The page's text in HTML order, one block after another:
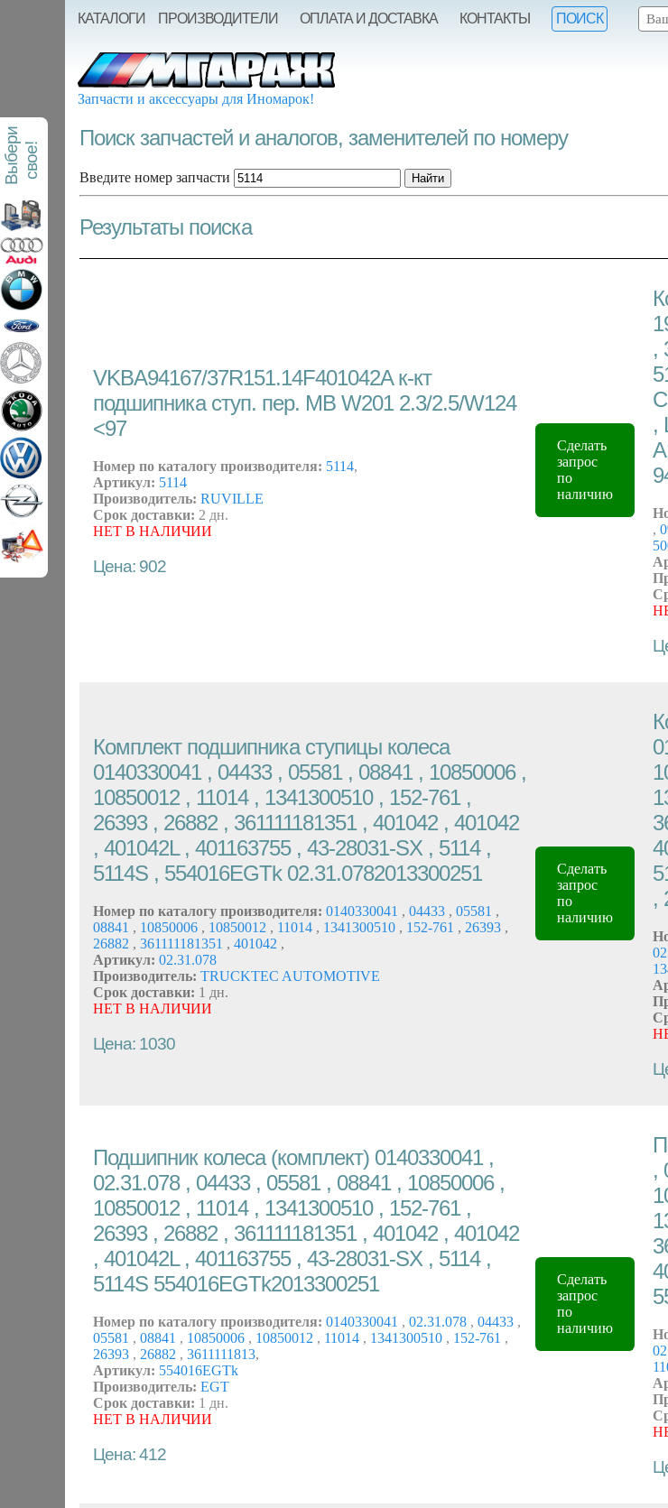
В
ы
б
е
р
и
с
в
о
е!
КАТАЛОГИ ПРОИЗВОДИТЕЛИ ОПЛАТА И ДОСТАВКА КОНТАКТЫ ПОИСК
Запчасти и аксессуары для Иномарок!
Поиск запчастей и аналогов, заменителей по номеру
Введите номер запчасти
Результаты поиска
VKBA94167/37R151.14F401042A к-кт
подшипника ступ. пер. MB W201 2.3/2.5/W124
<97
Номер по каталогу производителя: 5114,
Артикул: 5114
Производитель: RUVILLE
Срок доставки: 2 дн.
НЕТ В НАЛИЧИИ
Цена: 902
Сделать
запрос
по
наличию
,
,
,
Комплект подшипника ступицы колеса
0140330041 , 04433 , 05581 , 08841 , 10850006 ,
10850012 , 11014 , 1341300510 , 152-761 ,
26393 , 26882 , 361111181351 , 401042 , 401042
, 401042L , 401163755 , 43-28031-SX , 5114 ,
5114S , 554016EGTk 02.31.0782013300251
Номер по каталогу производителя: 0140330041 , 04433 , 05581 ,
08841 , 10850006 , 10850012 , 11014 , 1341300510 , 152-761 , 26393 ,
26882 , 361111181351 , 401042 ,
Артикул: 02.31.078
Производитель: TRUCKTEC AUTOMOTIVE
Срок доставки: 1 дн.
НЕТ В НАЛИЧИИ
Цена: 1030
Сделать
запрос
по
наличию
,
Подшипник колеса (комплект) 0140330041 ,
02.31.078 , 04433 , 05581 , 08841 , 10850006 ,
10850012 , 11014 , 1341300510 , 152-761 ,
26393 , 26882 , 361111181351 , 401042 , 401042
, 401042L , 401163755 , 43-28031-SX , 5114 ,
5114S 554016EGTk2013300251
Номер по каталогу производителя: 0140330041 , 02.31.078 , 04433 ,
05581 , 08841 , 10850006 , 10850012 , 11014 , 1341300510 , 152-761 ,
26393 , 26882 , 3611111813,
Артикул: 554016EGTk
Производитель: EGT
Срок доставки: 1 дн.
НЕТ В НАЛИЧИИ
Цена: 412
Сделать
запрос
по
наличию
,